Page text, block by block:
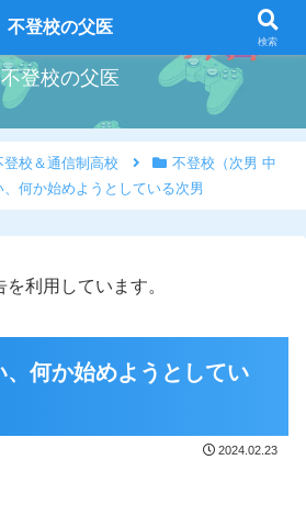
な事を好きな時にやろう
不登校の父医
登校＆通信制高校
不登校（次男 中
何か始めようとしている次男
利用しています。
、何か始めようとしてい
2024.02.23
不登校の父医
検索